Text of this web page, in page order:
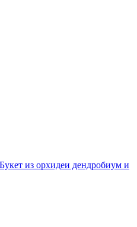
из орхидеи дендробиум и